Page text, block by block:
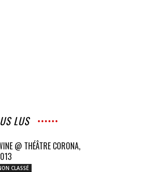
LUS
@ THÉÂTRE CORONA,
CLASSÉ